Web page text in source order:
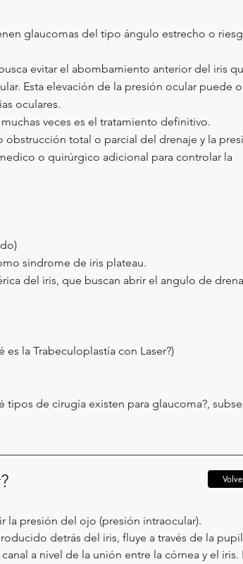
glaucomas del tipo ángulo estrecho o
evitar el abombamiento anterior del iris
Esta elevación de la presión ocular puede
oculares.
veces es el tratamiento definitivo.
obstrucción total o parcial del drenaje y la
o quirúrgico adicional para controlar la
sindrome de iris plateau.
del iris, que buscan abrir el angulo de
la Trabeculoplastía con Laser?)
tipos de cirugía existen para glaucoma?,
la presión del ojo (presión intraocular).
detrás del iris, fluye a través de la
a nivel de la unión entre la córnea y el iris.